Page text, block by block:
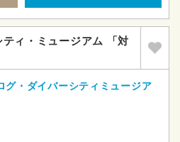
ィ・ミュージアム 「対
グ・ダイバーシティミュージア